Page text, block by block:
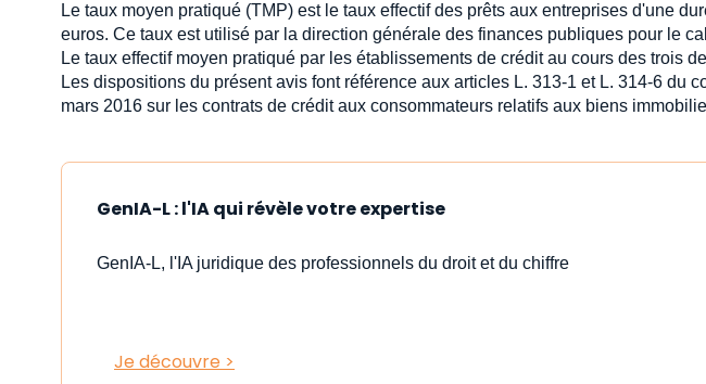
Le taux moyen pratiqué (TMP) est le taux effectif des prêts aux entreprises d'une
euros. Ce taux est utilisé par la direction générale des finances publiques pour le
Le taux effectif moyen pratiqué par les établissements de crédit au cours des trois
Les dispositions du présent avis font référence aux articles L. 313-1 et L. 314-6
mars 2016 sur les contrats de crédit aux consommateurs relatifs aux biens
GenIA-L : l'IA qui révèle votre expertise
GenIA-L, l'IA juridique des professionnels du droit et du chiffre
Je découvre >